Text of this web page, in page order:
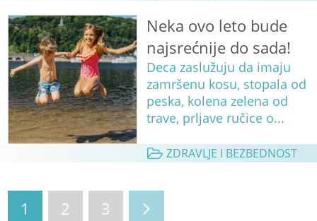
Neka ovo leto bude
najsrećnije do sada!
Deca zaslužuju da imaju
zamršenu kosu, stopala od
peska, kolena zelena od
trave, prljave ručice o...
ZDRAVLJE I BEZBEDNOST
1 2 3